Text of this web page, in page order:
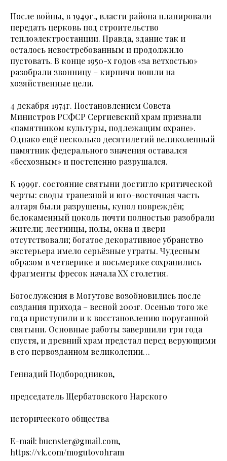
После войны, в 1949г., власти района планировали
передать церковь под строительство
теплоэлектростанции. Правда, здание так и
осталось невостребованным и продолжило
пустовать. В конце 1950-х годов «за ветхостью»
разобрали звонницу – кирпичи пошли на
хозяйственные цели.
4 декабря 1974г. Постановлением Совета
Министров РСФСР Сергиевский храм признали
«памятником культуры, подлежащим охране».
Однако ещё несколько десятилетий великолепный
памятник федерального значения оставался
«бесхозным» и постепенно разрушался.
К 1999г. состояние святыни достигло критической
черты: своды трапезной и юго-восточная часть
алтаря были разрушены, купол повреждён;
белокаменный цоколь почти полностью разобрали
жители; лестницы, полы, окна и двери
отсутствовали; богатое декоративное убранство
экстерьера имело серьёзные утраты. Чудесным
образом в четверике и восьмерике сохранились
фрагменты фресок начала XX столетия.
Богослужения в Могутове возобновились после
создания прихода – весной 2001г. Осенью того же
года приступили и к восстановлению поруганной
святыни. Основные работы завершили три года
спустя, и древний храм предстал перед верующими
в его первозданном великолепии…
Геннадий Подбородников,
председатель Щербатовского Нарского
исторического общества
E-mail: bucnster@gmail.com,
https://vk.com/mogutovohram